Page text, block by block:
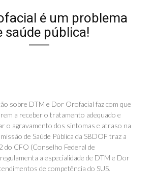
é um problema
saúde pública!
sobre DTM e Dor Orofacial faz com que
a receber o tratamento adequado e
o agravamento dos sintomas e atraso na
de Saúde Pública da SBDOF traz a
do CFO (Conselho Federal de
a especialidade de DTM e Dor
de competência do SUS.